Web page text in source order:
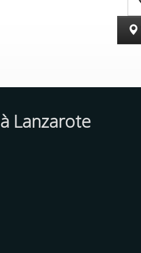
à Lanzarote